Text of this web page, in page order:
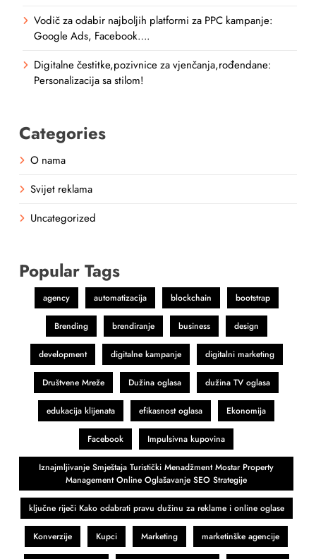
Vodič za odabir najboljih platformi za PPC kampanje:
Google Ads, Facebook….
Digitalne čestitke,pozivnice za vjenčanja,rođendane:
Personalizacija sa stilom!
Categories
O nama
Svijet reklama
Uncategorized
Popular Tags
agency automatizacija blockchain bootstrap
Brending brendiranje business design
development digitalne kampanje digitalni marketing
Društvene Mreže Dužina oglasa dužina TV oglasa
edukacija klijenata efikasnost oglasa Ekonomija
Facebook Impulsivna kupovina
Iznajmljivanje Smještaja Turistički Menadžment Mostar Property
Management Online Oglašavanje SEO Strategije
ključne riječi Kako odabrati pravu dužinu za reklame i online oglase
Konverzije Kupci Marketing marketinške agencije